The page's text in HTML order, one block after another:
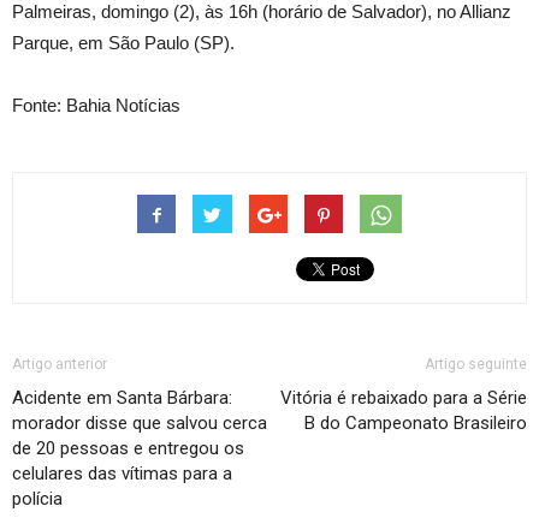
Palmeiras, domingo (2), às 16h (horário de Salvador), no Allianz
Parque, em São Paulo (SP).
Fonte: Bahia Notícias
Artigo anterior
Acidente em Santa Bárbara:
morador disse que salvou cerca
de 20 pessoas e entregou os
celulares das vítimas para a
polícia
Artigo seguinte
Vitória é rebaixado para a Série
B do Campeonato Brasileiro